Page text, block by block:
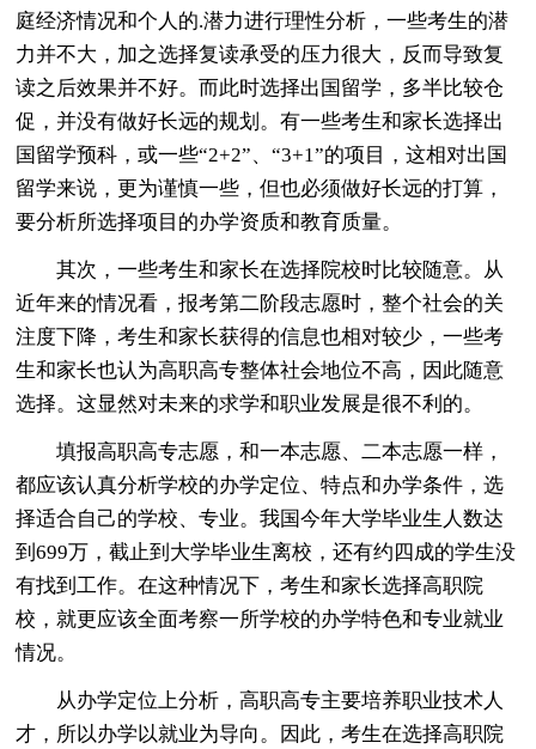
庭经济情况和个人的.潜力进行理性分析，一些考生的潜
力并不大，加之选择复读承受的压力很大，反而导致复
读之后效果并不好。而此时选择出国留学，多半比较仓
促，并没有做好长远的规划。有一些考生和家长选择出
国留学预科，或一些“2+2”、“3+1”的项目，这相对出国
留学来说，更为谨慎一些，但也必须做好长远的打算，
要分析所选择项目的办学资质和教育质量。
其次，一些考生和家长在选择院校时比较随意。从
近年来的情况看，报考第二阶段志愿时，整个社会的关
注度下降，考生和家长获得的信息也相对较少，一些考
生和家长也认为高职高专整体社会地位不高，因此随意
选择。这显然对未来的求学和职业发展是很不利的。
填报高职高专志愿，和一本志愿、二本志愿一样，
都应该认真分析学校的办学定位、特点和办学条件，选
择适合自己的学校、专业。我国今年大学毕业生人数达
到699万，截止到大学毕业生离校，还有约四成的学生没
有找到工作。在这种情况下，考生和家长选择高职院
校，就更应该全面考察一所学校的办学特色和专业就业
情况。
从办学定位上分析，高职高专主要培养职业技术人
才，所以办学以就业为导向。因此，考生在选择高职院